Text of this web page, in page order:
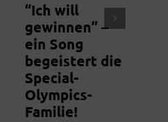
“Ich will
gewinnen” –
ein Song
begeistert die
Special-
Olympics-
Familie!